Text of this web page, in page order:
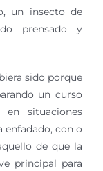
un insecto de
prensado y
sido porque
un curso
situaciones
enfadado, con o
de que la
principal para